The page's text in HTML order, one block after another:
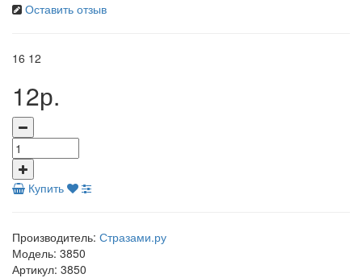
Оставить отзыв
16 12
12р.
Купить
Производитель: Стразами.ру
Модель: 3850
Артикул: 3850